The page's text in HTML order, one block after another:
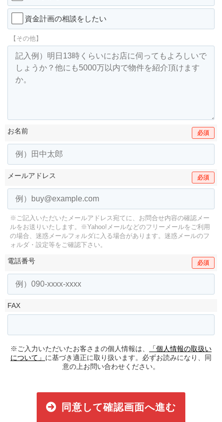
資金計画の相談をしたい
【その他】
お名前 必須
メールアドレス 必須
※ご記入いただいたメールアドレス宛てに、お問合せ内容の確認メー
ルをお送りいたします。
※Yahoo!メールなどのフリーメールをご利用
の場合、迷惑メールフォルダに入る場合があります。 迷惑メールのフ
ォルダ・設定等をご確認下さい。
電話番号 必須
FAX
※ご入力いただいたお客さまの個人情報は、
「個人情報の取扱い
について」 に基づき適正に取り扱います。必ずお読みになり、同
意の上お問い合わせください。
同意して確認画面へ進む